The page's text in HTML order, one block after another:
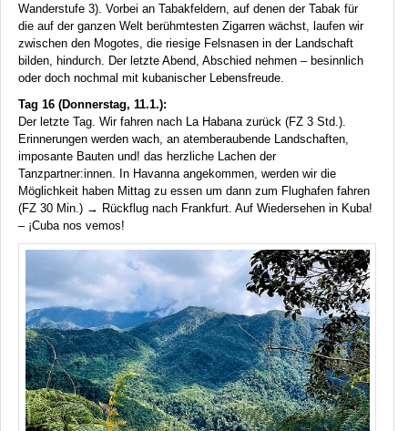
Wanderstufe 3). Vorbei an Tabakfeldern, auf denen der Tabak für
die auf der ganzen Welt berühmtesten Zigarren wächst, laufen wir
zwischen den Mogotes, die riesige Felsnasen in der Landschaft
bilden, hindurch. Der letzte Abend, Abschied nehmen – besinnlich
oder doch nochmal mit kubanischer Lebensfreude.
Tag 16 (Donnerstag, 11.1.):
Der letzte Tag. Wir fahren nach La Habana zurück (FZ 3 Std.).
Erinnerungen werden wach, an atemberaubende Landschaften,
imposante Bauten und! das herzliche Lachen der
Tanzpartner:innen. In Havanna angekommen, werden wir die
Möglichkeit haben Mittag zu essen um dann zum Flughafen fahren
(FZ 30 Min.) → Rückflug nach Frankfurt. Auf Wiedersehen in Kuba!
– ¡Cuba nos vemos!